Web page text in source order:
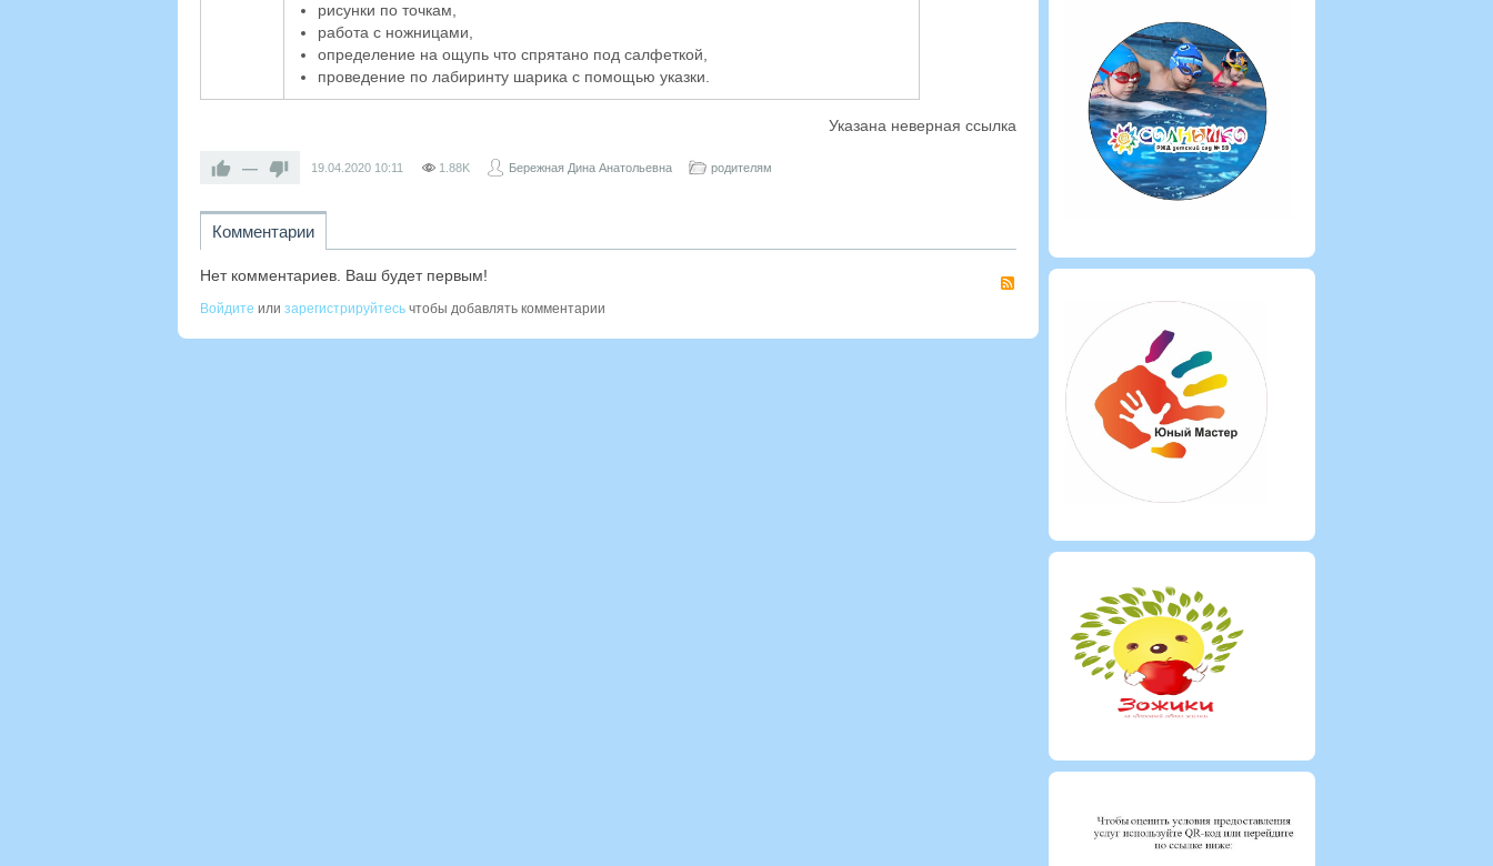
рисунки по точкам,
работа с ножницами,
определение на ощупь что спрятано под салфеткой,
проведение по лабиринту шарика с помощью указки.
Указана неверная ссылка
— 19.04.2020 10:11 1.88K Бережная Дина Анатольевна родителям
Комментарии
RSS
Нет комментариев. Ваш будет первым!
Войдите или зарегистрируйтесь чтобы добавлять комментарии